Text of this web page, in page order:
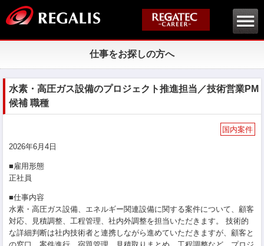
仕事をお探しの方へ
水素・高圧ガス設備のプロジェクト推進担当／技術営業PM
候補 職種
国内案件
2026年6月4日
■雇用形態
正社員
■仕事内容
水素・高圧ガス設備、エネルギー関連設備に関する案件について、顧客
対応、見積調整、工程管理、社内外調整を担当いただきます。 技術的
な詳細判断は社内技術者と連携しながら進めていただきますが、顧客と